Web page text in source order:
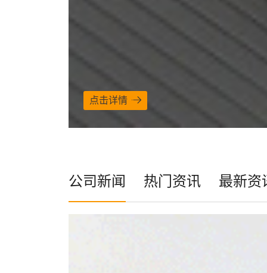
点击详情
公司新闻 热门资讯 最新资